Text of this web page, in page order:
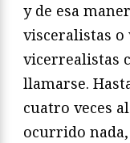
y de esa
visceralistas
vicerrealistas
llamarse.
cuatro veces
ocurrido